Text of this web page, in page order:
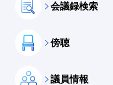
会議録検索
傍聴
議員情報